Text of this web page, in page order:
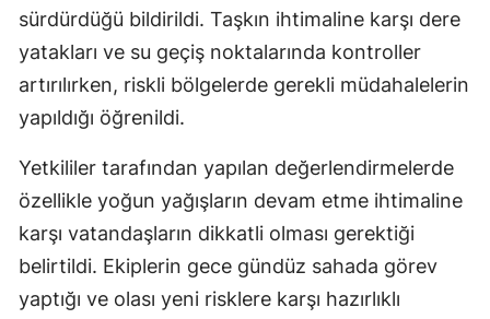
sürdürdüğü bildirildi. Taşkın ihtimaline karşı dere
yatakları ve su geçiş noktalarında kontroller
artırılırken, riskli bölgelerde gerekli müdahalelerin
yapıldığı öğrenildi.
Yetkililer tarafından yapılan değerlendirmelerde
özellikle yoğun yağışların devam etme ihtimaline
karşı vatandaşların dikkatli olması gerektiği
belirtildi. Ekiplerin gece gündüz sahada görev
yaptığı ve olası yeni risklere karşı hazırlıklı